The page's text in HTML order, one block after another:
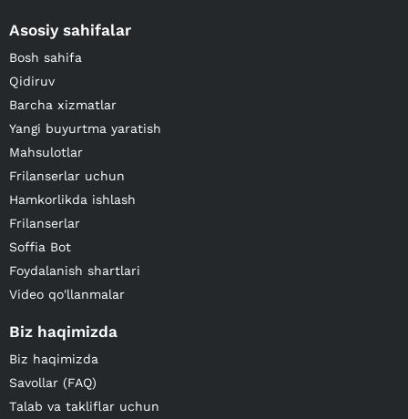
Asosiy sahifalar
Bosh sahifa
Qidiruv
Barcha xizmatlar
Yangi buyurtma yaratish
Mahsulotlar
Frilanserlar uchun
Hamkorlikda ishlash
Frilanserlar
Soffia Bot
Foydalanish shartlari
Video qo'llanmalar
Biz haqimizda
Biz haqimizda
Savollar (FAQ)
Talab va takliflar uchun